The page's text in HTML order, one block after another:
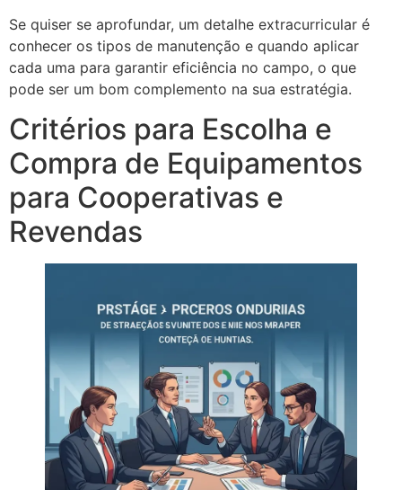
Se quiser se aprofundar, um detalhe extracurricular é
conhecer os tipos de manutenção e quando aplicar
cada uma para garantir eficiência no campo, o que
pode ser um bom complemento na sua estratégia.
Critérios para Escolha e
Compra de Equipamentos
para Cooperativas e
Revendas